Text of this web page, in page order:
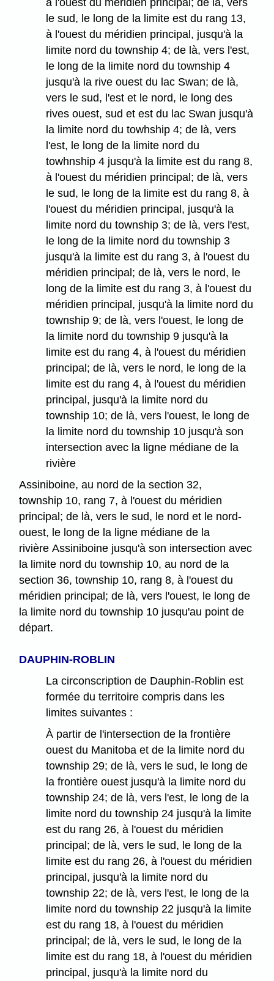
le sud, le long de la limite est du rang 13,
à l'ouest du méridien principal, jusqu'à la
limite nord du township 4; de là, vers l'est,
le long de la limite nord du township 4
jusqu'à la rive ouest du lac Swan; de là,
vers le sud, l'est et le nord, le long des
rives ouest, sud et est du lac Swan jusqu'à
la limite nord du towhship 4; de là, vers
l'est, le long de la limite nord du
towhnship 4 jusqu'à la limite est du rang 8,
à l'ouest du méridien principal; de là, vers
le sud, le long de la limite est du rang 8, à
l'ouest du méridien principal, jusqu'à la
limite nord du township 3; de là, vers l'est,
le long de la limite nord du township 3
jusqu'à la limite est du rang 3, à l'ouest du
méridien principal; de là, vers le nord, le
long de la limite est du rang 3, à l'ouest du
méridien principal, jusqu'à la limite nord du
township 9; de là, vers l'ouest, le long de
la limite nord du township 9 jusqu'à la
limite est du rang 4, à l'ouest du méridien
principal; de là, vers le nord, le long de la
limite est du rang 4, à l'ouest du méridien
principal, jusqu'à la limite nord du
township 10; de là, vers l'ouest, le long de
la limite nord du township 10 jusqu'à son
intersection avec la ligne médiane de la
rivière
Assiniboine, au nord de la section 32,
township 10, rang 7, à l'ouest du méridien
principal; de là, vers le sud, le nord et le nord-
ouest, le long de la ligne médiane de la
rivière Assiniboine jusqu'à son intersection avec
la limite nord du township 10, au nord de la
section 36, township 10, rang 8, à l'ouest du
méridien principal; de là, vers l'ouest, le long de
la limite nord du township 10 jusqu'au point de
départ.
DAUPHIN-ROBLIN
La circonscription de Dauphin-Roblin est
formée du territoire compris dans les
limites suivantes :
À partir de l'intersection de la frontière
ouest du Manitoba et de la limite nord du
township 29; de là, vers le sud, le long de
la frontière ouest jusqu'à la limite nord du
township 24; de là, vers l'est, le long de la
limite nord du township 24 jusqu'à la limite
est du rang 26, à l'ouest du méridien
principal; de là, vers le sud, le long de la
limite est du rang 26, à l'ouest du méridien
principal, jusqu'à la limite nord du
township 22; de là, vers l'est, le long de la
limite nord du township 22 jusqu'à la limite
est du rang 18, à l'ouest du méridien
principal; de là, vers le sud, le long de la
limite est du rang 18, à l'ouest du méridien
principal, jusqu'à la limite nord du